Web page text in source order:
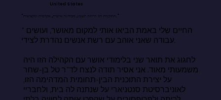
United States
"התוכנית הזו הייתה תענוג, מבחינה אישית, אקדמית ומקצועית."
"החיים שלי באמת הביאו אותי למקום מאושר, ועושים
עבודה שאני אוהב עם רשת אנשים נהדרת לצידי.
משמעותי מאוד. אני אסיר תודה לנצח לד"ר טל בן-שחר